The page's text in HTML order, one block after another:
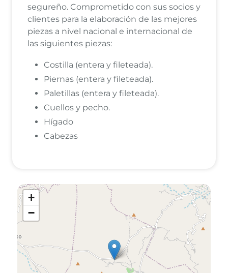
segureño. Comprometido con sus socios y
clientes para la elaboración de las mejores
piezas a nivel nacional e internacional de
las siguientes piezas:
Costilla (entera y fileteada).
Piernas (entera y fileteada).
Paletillas (entera y fileteada).
Cuellos y pecho.
Hígado
Cabezas
+
−